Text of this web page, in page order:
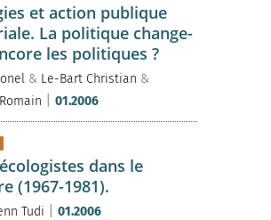
et action publique
La politique change-
les politiques ?
& Le-Bart Christian &
01.2006
dans le
(1967-1981).
Tudi 01.2006